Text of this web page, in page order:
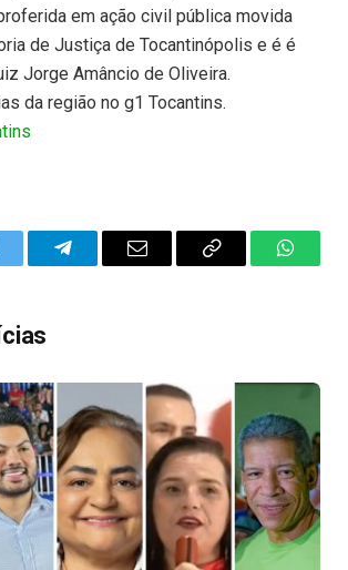
em ação civil pública movida
de Justiça de Tocantinópolis e é é
Jorge Amâncio de Oliveira.
da região no g1 Tocantins.
TelegramEmail
Copy